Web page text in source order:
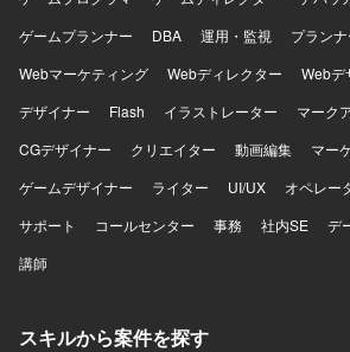
ゲームプランナー
DBA 運用・監視 プラン
Webマーケティング
Webディレクター Webデ
デザイナー
Flash イラストレーター マーク
CGデザイナー
クリエイター 動画編集
マー
ゲームデザイナー
ライター UI/UX オペレー
サポート
コールセンター 事務 社内SE
デ
講師
スキルから案件を探す